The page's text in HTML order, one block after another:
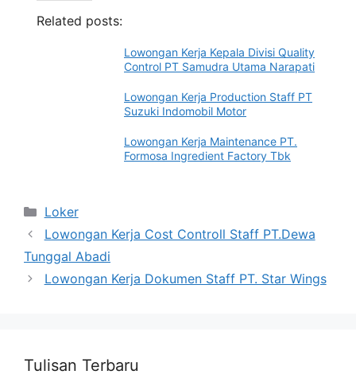
Related posts:
Lowongan Kerja Kepala Divisi Quality
Control PT Samudra Utama Narapati
Lowongan Kerja Production Staff PT
Suzuki Indomobil Motor
Lowongan Kerja Maintenance PT.
Formosa Ingredient Factory Tbk
Categories
Loker
Lowongan Kerja Cost Controll Staff PT.Dewa
Tunggal Abadi
Lowongan Kerja Dokumen Staff PT. Star Wings
Tulisan Terbaru